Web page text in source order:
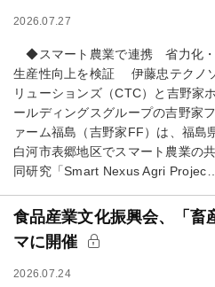
2026.07.27
◆スマート農業で連携 省力化・
生産性向上を検証 伊藤忠テクノ
リューションズ（CTC）と吉野家ホ
ールディングスグループの吉野家フ
ァーム福島（吉野家FF）は、福島
白河市表郷地区でスマート農業の共
同研究「Smart Nexus Agri
食品産業文化振興会、「畜
マに開催
2026.07.24